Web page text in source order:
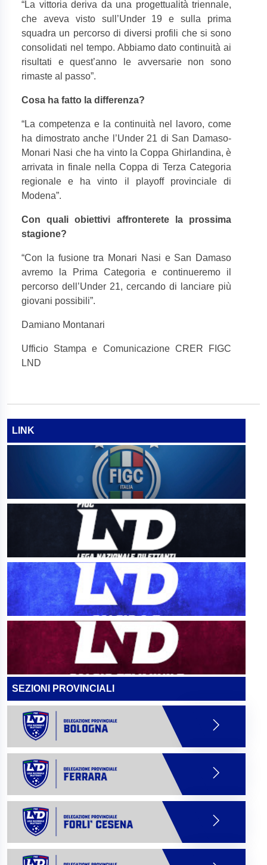
“La vittoria deriva da una progettualità triennale,
che aveva visto sull’Under 19 e sulla prima
squadra un percorso di diversi profili che si sono
consolidati nel tempo. Abbiamo dato continuità ai
risultati e quest’anno le avversarie non sono
rimaste al passo”.
Cosa ha fatto la differenza?
“La competenza e la continuità nel lavoro, come
ha dimostrato anche l’Under 21 di San Damaso-
Monari Nasi che ha vinto la Coppa Ghirlandina, è
arrivata in finale nella Coppa di Terza Categoria
regionale e ha vinto il playoff provinciale di
Modena”.
Con quali obiettivi affronterete la prossima
stagione?
“Con la fusione tra Monari Nasi e San Damaso
avremo la Prima Categoria e continueremo il
percorso dell’Under 21, cercando di lanciare più
giovani possibili”.
Damiano Montanari
Ufficio Stampa e Comunicazione CRER FIGC
LND
LINK
SEZIONI PROVINCIALI